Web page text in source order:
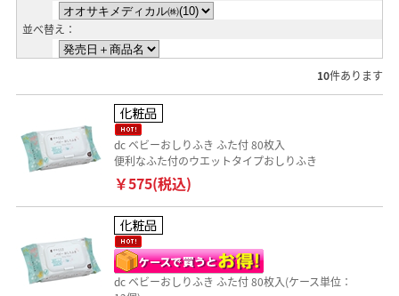
並べ替え：
10件あります
dc ベビーおしりふき ふた付 80枚入
便利なふた付のウエットタイプおしりふき
￥575(税込)
dc ベビーおしりふき ふた付 80枚入(ケース単位：